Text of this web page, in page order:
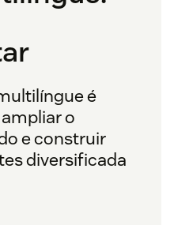
é
o
e construir
diversificada